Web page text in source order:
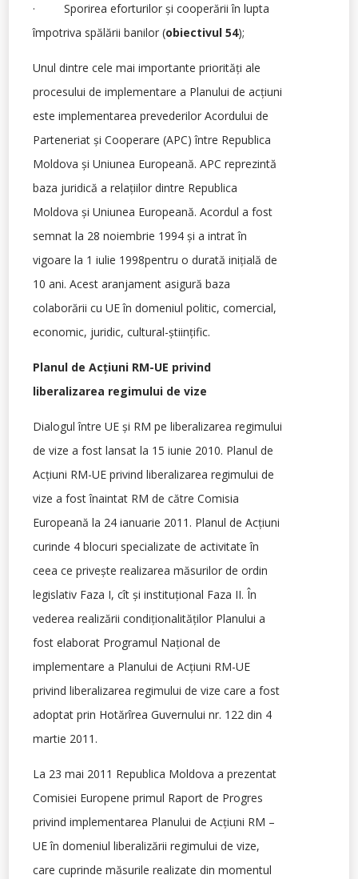
· Sporirea eforturilor şi cooperării în lupta
împotriva spălării banilor (obiectivul 54);
Unul dintre cele mai importante priorităţi ale
procesului de implementare a Planului de acţiuni
este implementarea prevederilor Acordului de
Parteneriat şi Cooperare (APC) între Republica
Moldova şi Uniunea Europeană. APC reprezintă
baza juridică a relaţiilor dintre Republica
Moldova şi Uniunea Europeană. Acordul a fost
semnat la 28 noiembrie 1994 şi a intrat în
vigoare la 1 iulie 1998pentru o durată iniţială de
10 ani. Acest aranjament asigură baza
colaborării cu UE în domeniul politic, comercial,
economic, juridic, cultural-ştiinţific.
Planul de Acţiuni RM-UE privind
liberalizarea regimului de vize
Dialogul între UE şi RM pe liberalizarea regimului
de vize a fost lansat la 15 iunie 2010. Planul de
Acţiuni RM-UE privind liberalizarea regimului de
vize a fost înaintat RM de către Comisia
Europeană la 24 ianuarie 2011. Planul de Acţiuni
curinde 4 blocuri specializate de activitate în
ceea ce priveşte realizarea măsurilor de ordin
legislativ Faza I, cît şi instituţional Faza II. În
vederea realizării condiţionalităţilor Planului a
fost elaborat Programul Naţional de
implementare a Planului de Acţiuni RM-UE
privind liberalizarea regimului de vize care a fost
adoptat prin Hotărîrea Guvernului nr. 122 din 4
martie 2011.
La 23 mai 2011 Republica Moldova a prezentat
Comisiei Europene primul Raport de Progres
privind implementarea Planului de Acţiuni RM –
UE în domeniul liberalizării regimului de vize,
care cuprinde măsurile realizate din momentul